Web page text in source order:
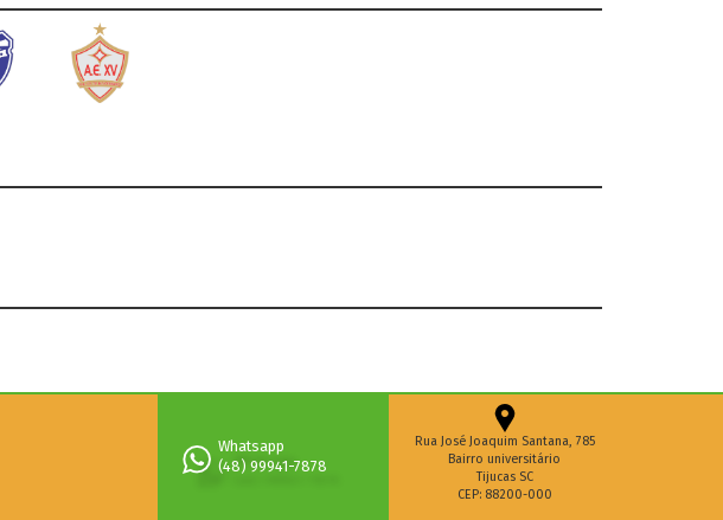
Whatsapp
(48) 99941-7878
Rua José Joaquim Santana, 785
Bairro universitário
Tijucas SC
CEP: 88200-000